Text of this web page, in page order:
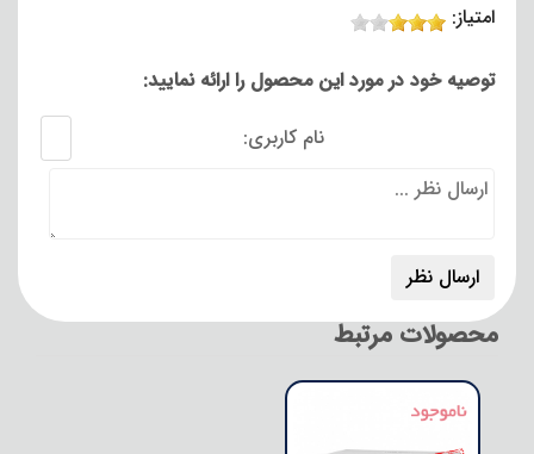
امتیاز:
توصیه خود در مورد این محصول را ارائه نمایید:
نام کاربری:
محصولات مرتبط